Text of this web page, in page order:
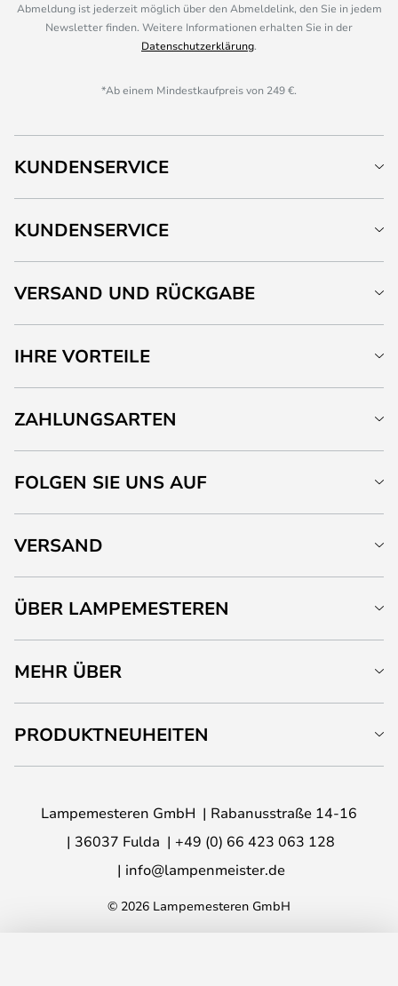
Abmeldung ist jederzeit möglich über den Abmeldelink, den Sie in jedem
Newsletter finden. Weitere Informationen erhalten Sie in der
Datenschutzerklärung.
*Ab einem Mindestkaufpreis von 249 €.
KUNDENSERVICE
KUNDENSERVICE
VERSAND UND RÜCKGABE
IHRE VORTEILE
ZAHLUNGSARTEN
FOLGEN SIE UNS AUF
VERSAND
ÜBER LAMPEMESTEREN
MEHR ÜBER
PRODUKTNEUHEITEN
Lampemesteren GmbH
Rabanusstraße 14-16
36037 Fulda
+49 (0) 66 423 063 128
info@lampenmeister.de
© 2026 Lampemesteren GmbH